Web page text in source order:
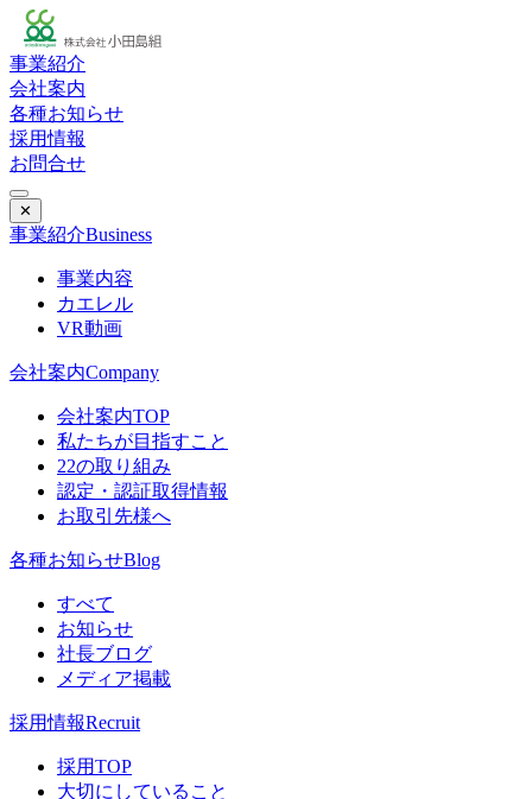
事業紹介
会社案内
各種お知らせ
採用情報
お問合せ
✕
事業紹介Business
事業内容
カエレル
VR動画
会社案内Company
会社案内TOP
私たちが目指すこと
22の取り組み
認定・認証取得情報
お取引先様へ
各種お知らせBlog
すべて
お知らせ
社長ブログ
メディア掲載
採用情報Recruit
採用TOP
大切にしていること